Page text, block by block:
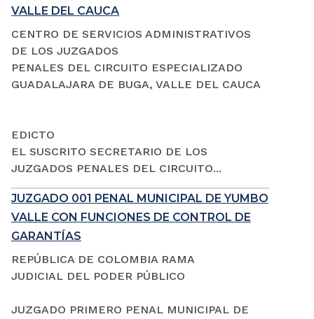
VALLE DEL CAUCA
CENTRO DE SERVICIOS ADMINISTRATIVOS
DE LOS JUZGADOS
PENALES DEL CIRCUITO ESPECIALIZADO
GUADALAJARA DE BUGA, VALLE DEL CAUCA
EDICTO
EL SUSCRITO SECRETARIO DE LOS
JUZGADOS PENALES DEL CIRCUITO...
JUZGADO 001 PENAL MUNICIPAL DE YUMBO
VALLE CON FUNCIONES DE CONTROL DE
GARANTÍAS
REPÚBLICA DE COLOMBIA RAMA
JUDICIAL DEL PODER PÚBLICO
JUZGADO PRIMERO PENAL MUNICIPAL DE